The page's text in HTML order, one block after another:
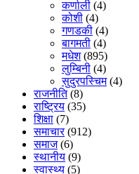
कर्णाली (4)
कोशी (4)
गणडकी (4)
बागमती (4)
मधेश(895)
लुम्बिनी (4)
सुदुरपस्चिम(4)
राजनीति(8)
राष्ट्रिय (35)
शिक्षा (7)
समाचार(912)
समाज(6)
स्थानीय (9)
स्वास्थ्य (5)